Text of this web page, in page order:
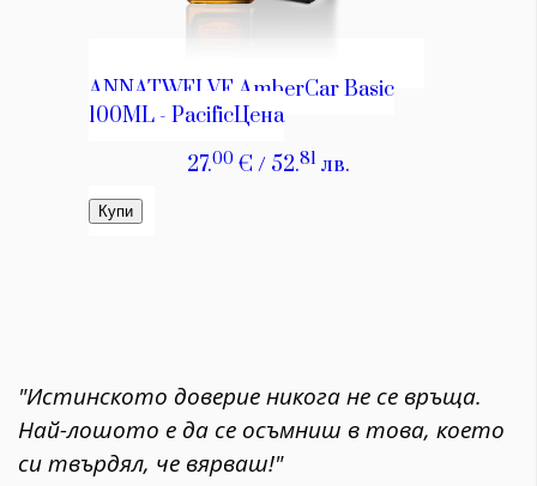
"Истинското доверие никога не се връща.
Най-лошото е да се осъмниш в това, което
си твърдял, че вярваш!"